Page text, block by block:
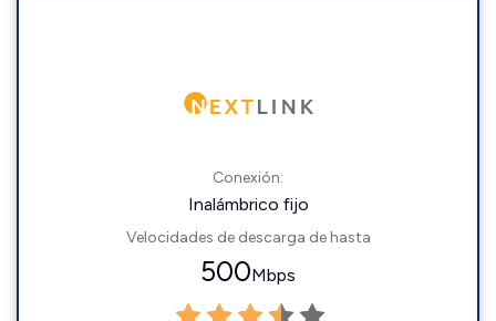
Conexión:
Inalámbrico fijo
Velocidades de descarga de hasta
500Mbps